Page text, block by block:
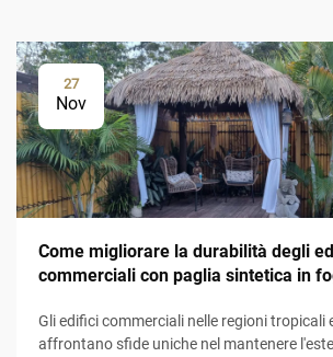
27
Nov
Come migliorare la durabilità degli
commerciali con paglia sintetica in
Gli edifici commerciali nelle regioni tropicali
affrontano sfide uniche nel mantenere